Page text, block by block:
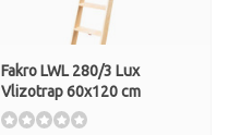
Fakro LWL 280/3 Lux
Vlizotrap 60x120 cm